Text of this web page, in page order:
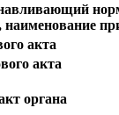
акта
акта
органа